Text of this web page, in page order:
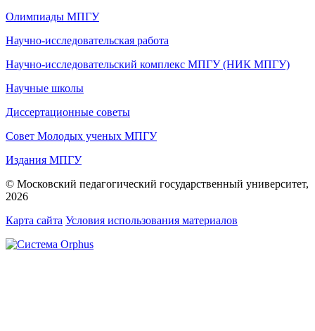
Олимпиады МПГУ
Научно-исследовательская работа
Научно-исследовательский комплекс МПГУ (НИК МПГУ)
Научные школы
Диссертационные советы
Совет Молодых ученых МПГУ
Издания МПГУ
© Московский педагогический государственный университет,
2026
Карта сайта Условия использования материалов